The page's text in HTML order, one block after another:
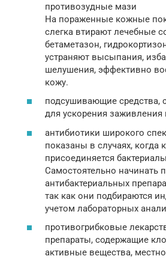
противозудные мази
На пораженные кожные
слегка втирают лечебные
бетаметазон,
устраняют высыпания,
шелушения, эффективно
кожу.
подсушивающие средства,
для ускорения
антибиотики широкого
показаны в случаях,
присоединяется
Самостоятельно начинать
антибактериальных
так как они подбираются
учетом лабораторных
противогрибковые
препараты, содержащие
активные вещества,